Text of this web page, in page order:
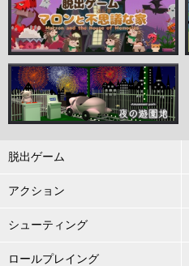
脱出ゲーム
アクション
シューティング
ロールプレイング